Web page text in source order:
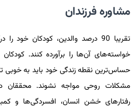
مشاوره فرزندان
تقریبا 90 درصد والدین، کودکان خود
خواسته‌های آن‌ها را برآورده کنند.
حساس‌ترین نقطه زندگی خود باید به خوبی
مشکلات روحی مواجه نشوند. محققان
رفتارهای خشن انسان، افسردگی‌ها و